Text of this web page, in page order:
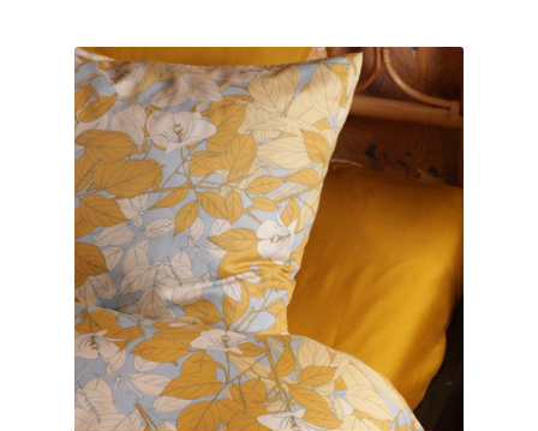
Valikuid
saab
teha
tootelehel.